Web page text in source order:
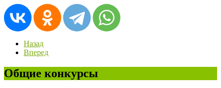
Назад
Вперед
Общие конкурсы